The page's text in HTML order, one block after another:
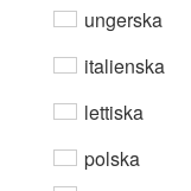
ungerska
italienska
lettiska
polska